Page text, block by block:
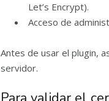
Let’s Encrypt).
Acceso de
Antes de usar el plugin,
servidor.